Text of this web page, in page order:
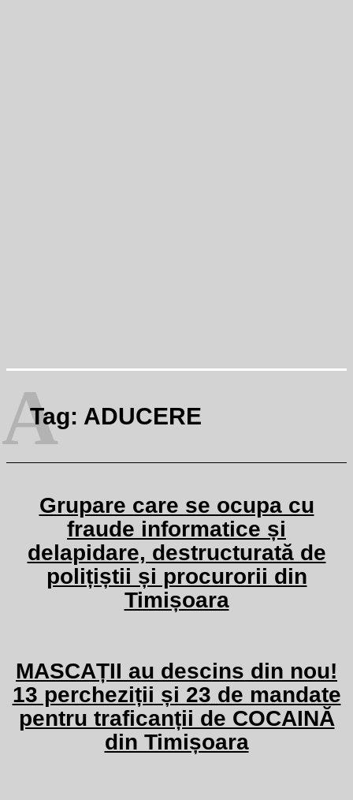
Tag: ADUCERE
A
Grupare care se ocupa cu
fraude informatice și
delapidare, destructurată de
polițiștii și procurorii din
Timișoara
MASCAȚII au descins din nou!
13 percheziții și 23 de mandate
pentru traficanții de COCAINĂ
din Timișoara